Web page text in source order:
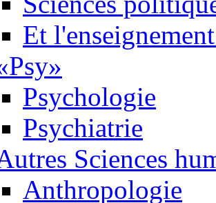
Et
Psychologie
Psychiatrie
Sciences
Anthropologie